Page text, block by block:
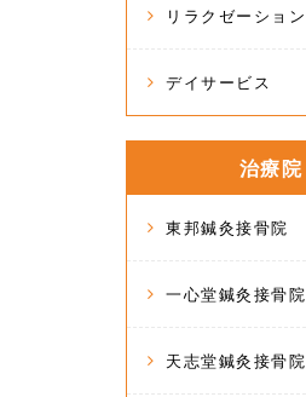
リラクゼーション
デイサービス
治療院
東邦鍼灸接骨院
一心堂鍼灸接骨院
天志堂鍼灸接骨院